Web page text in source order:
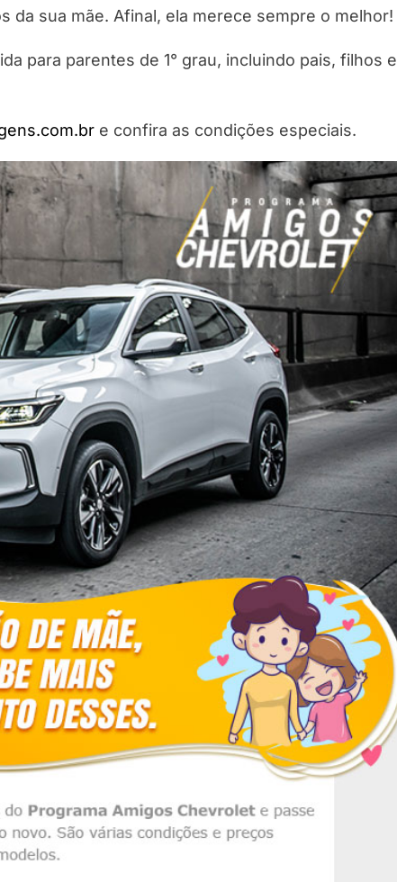
da sua mãe. Afinal, ela merece sempre o melhor!
para parentes de 1° grau, incluindo pais, filhos e
e confira as condições especiais.